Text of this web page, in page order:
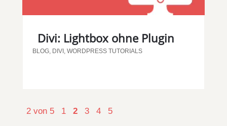
Divi: Lightbox ohne Plugin
BLOG, DIVI , WORDPRESS TUTORIALS
2 von 5 1 2 3 4 5